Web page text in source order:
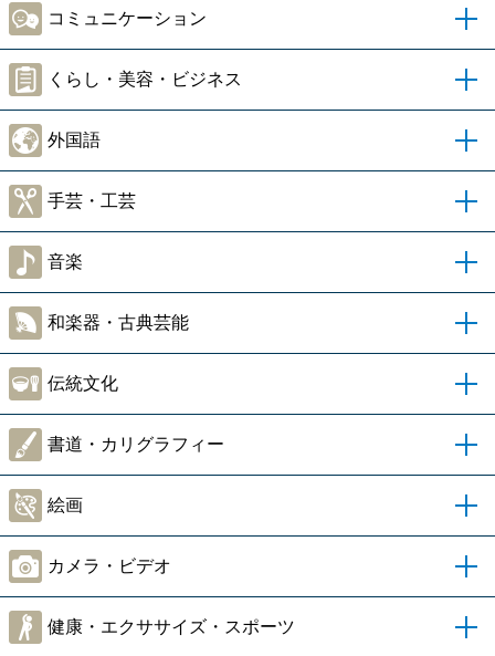
コミュニケーション
くらし・美容・ビジネス
外国語
手芸・工芸
音楽
和楽器・古典芸能
伝統文化
書道・カリグラフィー
絵画
カメラ・ビデオ
健康・エクササイズ・スポーツ